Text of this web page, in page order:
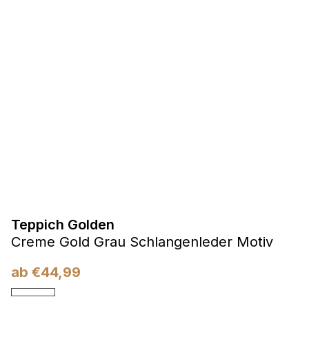
Teppich Golden
Creme Gold Grau Schlangenleder Motiv
ab €44,99
Marketing
Marketing-Cookies werden verwendet, um Benutzer über
Websites hinweg zu verfolgen. Das Ziel ist es, Anzeigen
anzuzeigen, die für den einzelnen Benutzer relevant und
ansprechend sind und somit wertvoller für Herausgeber und